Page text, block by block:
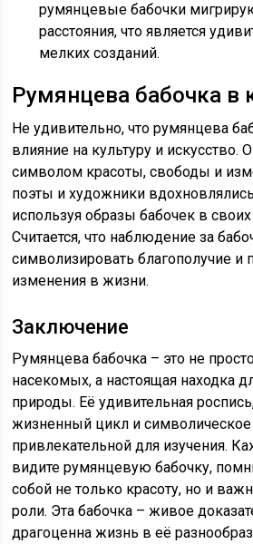
румянцевые бабочки
расстояния, что является
мелких созданий.
Румянцева бабочка в
Не удивительно, что румянцева
влияние на культуру и искусство.
символом красоты, свободы и
поэты и художники
используя образы бабочек в
Считается, что наблюдение за
символизировать благополучие и
изменения в жизни.
Заключение
Румянцева бабочка – это не
насекомых, а настоящая находка
природы. Её удивительная
жизненный цикл и
привлекательной для изучения.
видите румянцевую бабочку,
собой не только красоту, но и
роли. Эта бабочка – живое
драгоценна жизнь в её